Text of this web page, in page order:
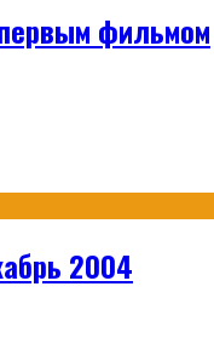
фильмом
2004